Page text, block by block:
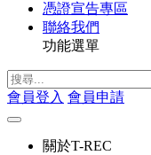
憑證宣告專區
聯絡我們
功能選單
會員登入 會員申請
關於T-REC